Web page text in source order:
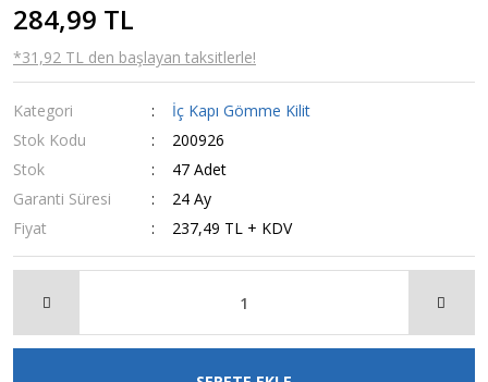
284,99 TL
*31,92 TL den başlayan taksitlerle!
Kategori
İç Kapı Gömme Kilit
Stok Kodu
200926
Stok
47 Adet
Garanti Süresi
24 Ay
Fiyat
237,49 TL + KDV